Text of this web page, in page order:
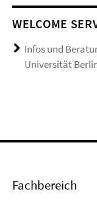
WELCOME
Infos und
Universität
Fachbereich